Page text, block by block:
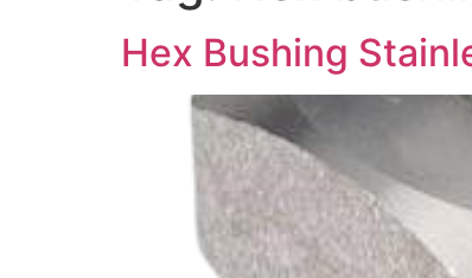
Hex Bushing